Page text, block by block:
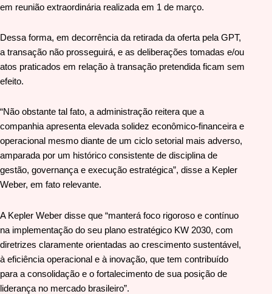
em reunião extraordinária realizada em 1 de março.
Dessa forma, em decorrência da retirada da oferta pela GPT,
a transação não prosseguirá, e as deliberações tomadas e/ou
atos praticados em relação à transação pretendida ficam sem
efeito.
“Não obstante tal fato, a administração reitera que a
companhia apresenta elevada solidez econômico-financeira e
operacional mesmo diante de um ciclo setorial mais adverso,
amparada por um histórico consistente de disciplina de
gestão, governança e execução estratégica”, disse a Kepler
Weber, em fato relevante.
A Kepler Weber disse que “manterá foco rigoroso e contínuo
na implementação do seu plano estratégico KW 2030, com
diretrizes claramente orientadas ao crescimento sustentável,
à eficiência operacional e à inovação, que tem contribuído
para a consolidação e o fortalecimento de sua posição de
liderança no mercado brasileiro”.